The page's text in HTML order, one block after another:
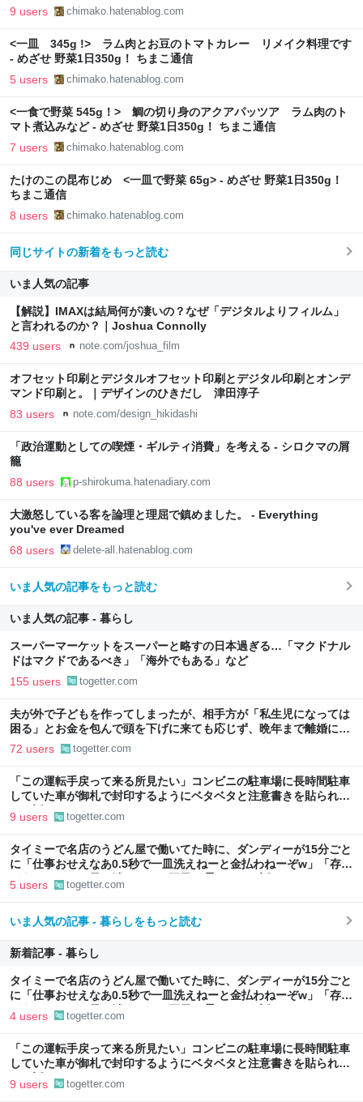
9 users chimako.hatenablog.com
<一皿 345g !> ラム肉とお豆のトマトカレー リメイク料理です
- めざせ 野菜1日350g！ ちまこ通信
5 users chimako.hatenablog.com
<一食で野菜 545g！> 鯛の切り身のアクアパッツア ラム肉のト
マト煮込みなど - めざせ 野菜1日350g！ ちまこ通信
7 users chimako.hatenablog.com
たけのこの昆布じめ <一皿で野菜 65g> - めざせ 野菜1日350g！
ちまこ通信
8 users chimako.hatenablog.com
同じサイトの新着をもっと読む
いま人気の記事
【解説】IMAXは結局何が凄いの？なぜ「デジタルよりフィルム」
と言われるのか？｜Joshua Connolly
439 users note.com/joshua_film
オフセット印刷とデジタルオフセット印刷とデジタル印刷とオンデ
マンド印刷と。｜デザインのひきだし 津田淳子
83 users note.com/design_hikidashi
「政治運動としての喫煙・ギルティ消費」を考える - シロクマの屑
籠
88 users p-shirokuma.hatenadiary.com
大激怒している客を論理と理屈で鎮めました。 - Everything
you've ever Dreamed
68 users delete-all.hatenablog.com
いま人気の記事をもっと読む
いま人気の記事 - 暮らし
スーパーマーケットをスーパーと略すの日本過ぎる…「マクドナル
ドはマクドであるべき」「海外でもある」など
155 users togetter.com
夫が外で子どもを作ってしまったが、相手方が「私生児になっては
困る」とお金を包んで頭を下げに来ても応じず、晩年まで離婚に応
じなかった親戚の話→「一生復讐になる」「これ本人幸せなの？」
72 users togetter.com
「この運転手戻って来る所見たい」コンビニの駐車場に長時間駐車
していた車が御札で封印するようにベタベタと注意書きを貼られて
いた話
9 users togetter.com
タイミーで名店のうどん屋で働いてた時に、ダンディーが15分ごと
に「仕事おせえなあ0.5秒で一皿洗えねーと金払わねーぞw」「存在
がうぜえんだよ早く消えろ」と耳元に囁いてきた話
5 users togetter.com
いま人気の記事 - 暮らしをもっと読む
新着記事 - 暮らし
タイミーで名店のうどん屋で働いてた時に、ダンディーが15分ごと
に「仕事おせえなあ0.5秒で一皿洗えねーと金払わねーぞw」「存在
がうぜえんだよ早く消えろ」と耳元に囁いてきた話
4 users togetter.com
「この運転手戻って来る所見たい」コンビニの駐車場に長時間駐車
していた車が御札で封印するようにベタベタと注意書きを貼られて
いた話
9 users togetter.com